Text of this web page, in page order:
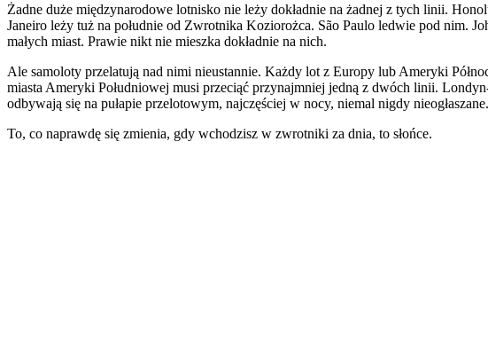
Żadne duże międzynarodowe lotnisko nie leży dokładnie na żadnej z tych linii.
Janeiro leży tuż na południe od Zwrotnika Koziorożca. São Paulo ledwie pod nim.
małych miast. Prawie nikt nie mieszka dokładnie na nich.
Ale samoloty przelatują nad nimi nieustannie. Każdy lot z Europy lub Ameryki
miasta Ameryki Południowej musi przeciąć przynajmniej jedną z dwóch linii.
odbywają się na pułapie przelotowym, najczęściej w nocy, niemal nigdy
To, co naprawdę się zmienia, gdy wchodzisz w zwrotniki za dnia, to słońce.